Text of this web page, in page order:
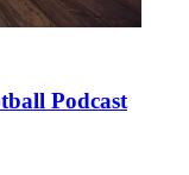
Podcast